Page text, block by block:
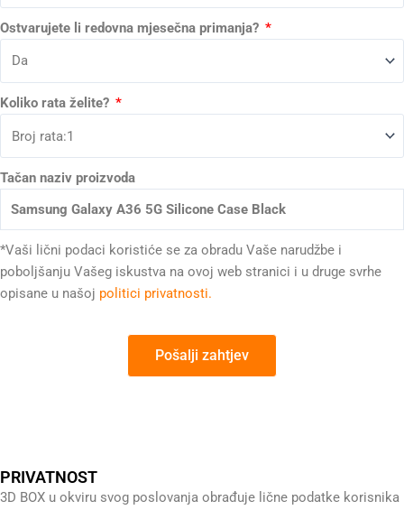
Ostvarujete li redovna mjesečna primanja?
Koliko rata želite?
Tačan naziv proizvoda
*Vaši lični podaci koristiće se za obradu Vaše narudžbe i
poboljšanju Vašeg iskustva na ovoj web stranici i u druge svrhe
opisane u našoj politici privatnosti.
Pošalji zahtjev
PRIVATNOST
3D BOX u okviru svog poslovanja obrađuje lične podatke korisnika